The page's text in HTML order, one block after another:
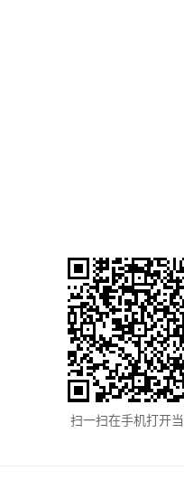
扫一扫在手机打开